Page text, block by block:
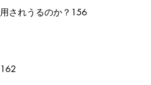
されうるのか？156